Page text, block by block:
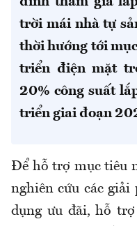
trời mái nhà tự
thời hướng tới
triển điện mặt
20% công suất
triển giai đoạn
Để hỗ trợ mục tiêu
nghiên cứu các
dụng ưu đãi, hỗ